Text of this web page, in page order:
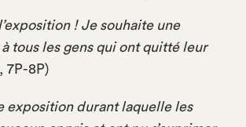
! Je souhaite une
tous les gens qui ont quitté leur
8P)
exposition durant laquelle les